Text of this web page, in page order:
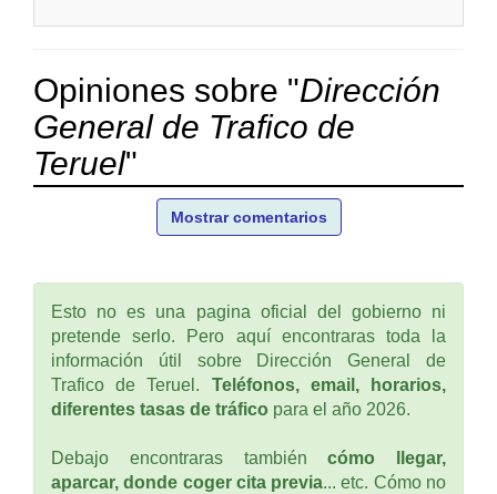
Opiniones sobre "Dirección
General de Trafico de
Teruel"
Mostrar comentarios
Esto no es una pagina oficial del gobierno ni
pretende serlo. Pero aquí encontraras toda la
información útil sobre Dirección General de
Trafico de Teruel. Teléfonos, email, horarios,
diferentes tasas de tráfico para el año 2026.
Debajo encontraras tambiéncómo llegar,
aparcar, donde coger cita previa... etc. Cómo no